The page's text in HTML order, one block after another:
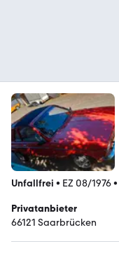
Unfallfrei • EZ 08/1976•
Privatanbieter
66121 Saarbrücken